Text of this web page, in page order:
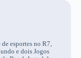
esportes no R7,
e dois Jogos